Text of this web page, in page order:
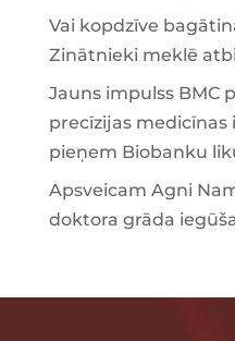
Vai kopdzīve
Zinātnieki meklē
Jauns impulss BMC
precīzijas medicīnas
pieņem Biobanku
Apsveicam Agni
doktora grāda